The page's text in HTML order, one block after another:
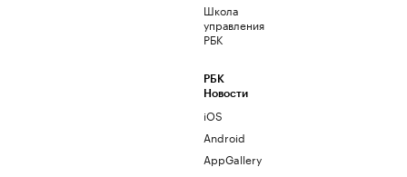
Школа
управления
РБК
РБК
Новости
iOS
Android
AppGallery